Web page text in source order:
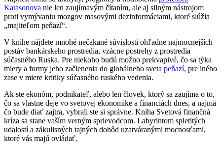
Katasonova nie len zaujímavým čítaním, ale aj silným nástrojom
proti vymývaniu mozgov masovými dezinformáciami, ktoré slúžia
„majiteľom peňazí“.
V knihe nájdete mnohé nečakané súvislosti ohľadne najmocnejších
postáv bankárskeho prostredia, vzácne postrehy z prostredia
súčasného Ruska. Pre niekoho budú možno prekvapivé, čo sa týka
miery a formy jeho začlenenia do globálneho sveta peňazí, pre iného
zase v miere kritiky súčasného ruského vedenia.
Ak ste ekonóm, podnikateľ, alebo len človek, ktorý sa zaujíma o to,
čo sa vlastne deje vo svetovej ekonomike a financiách dnes, a najmä
čo bude diať zajtra, vybrali ste si správne. Kniha Svetová finančná
kríza sa stane vaším verným sprievodcom. Labyrintom spletitých
udalostí a zákulisných tajných dohôd uzatváranými mocnosťami,
ktoré vás majú ovládať.